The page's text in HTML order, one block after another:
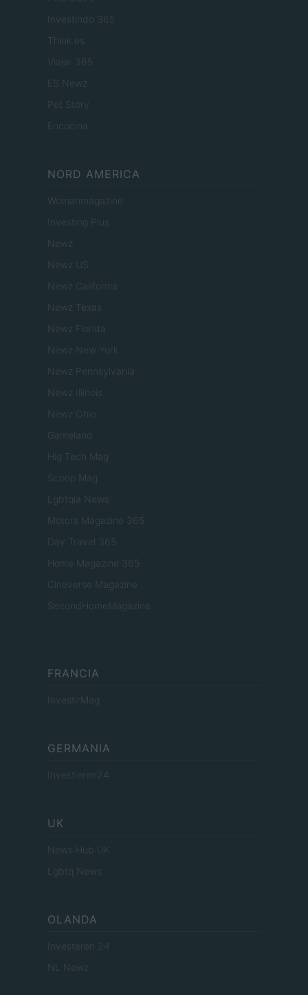
Investindo 365
Think.es
Viajar 365
ES Newz
Pet Story
Encocina
NORD AMERICA
Womanmagazine
Investing Plus
Newz
Newz US
Newz California
Newz Texas
Newz Florida
Newz New York
Newz Pennsylvania
Newz Illinois
Newz Ohio
Gameland
Hig Tech Mag
Scoop Mag
Lgbtqia News
Motors Magazine 365
Day Travel 365
Home Magazine 365
Cineverse Magazine
SecondHomeMagazine
FRANCIA
InvestirMag
GERMANIA
Investieren24
UK
News Hub UK
Lgbtq News
OLANDA
Investeren 24
NL Newz